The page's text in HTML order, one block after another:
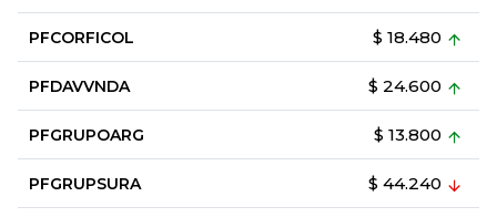
PFCORFICOL $ 18.480
PFDAVVNDA $ 24.600
PFGRUPOARG $ 13.800
PFGRUPSURA $ 44.240